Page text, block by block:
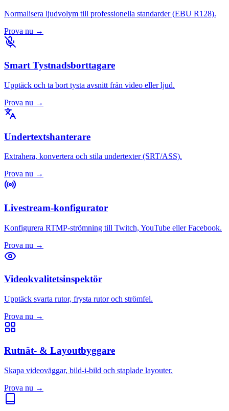
Normalisera ljudvolym till professionella standarder (EBU R128).
Prova nu →
Smart Tystnadsborttagare
Upptäck och ta bort tysta avsnitt från video eller ljud.
Prova nu →
Undertextshanterare
Extrahera, konvertera och stila undertexter (SRT/ASS).
Prova nu →
Livestream-konfigurator
Konfigurera RTMP-strömning till Twitch, YouTube eller Facebook.
Prova nu →
Videokvalitetsinspektör
Upptäck svarta rutor, frysta rutor och strömfel.
Prova nu →
Rutnät- & Layoutbyggare
Skapa videoväggar, bild-i-bild och staplade layouter.
Prova nu →